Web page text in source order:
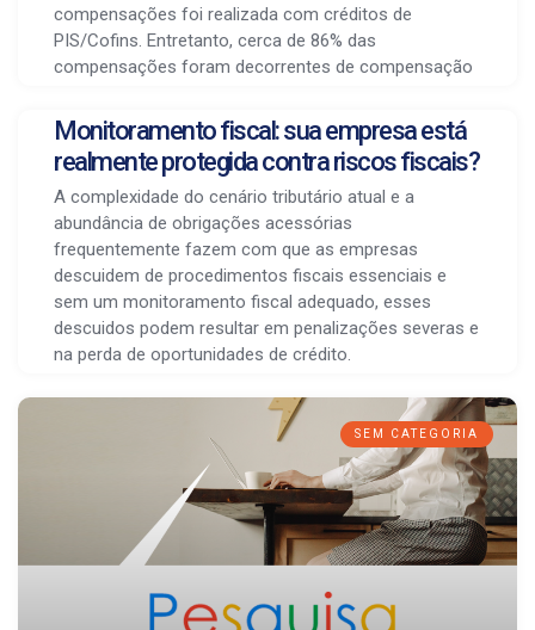
compensações foi realizada com créditos de
PIS/Cofins. Entretanto, cerca de 86% das
compensações foram decorrentes de compensação
Monitoramento fiscal: sua empresa está
realmente protegida contra riscos fiscais?
A complexidade do cenário tributário atual e a
abundância de obrigações acessórias
frequentemente fazem com que as empresas
descuidem de procedimentos fiscais essenciais e
sem um monitoramento fiscal adequado, esses
descuidos podem resultar em penalizações severas e
na perda de oportunidades de crédito.
SEM CATEGORIA